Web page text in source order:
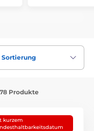
Sortierung
Produkte
kurzem